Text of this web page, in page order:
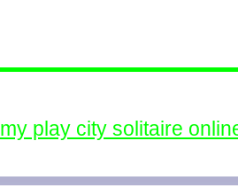
my play city solitaire